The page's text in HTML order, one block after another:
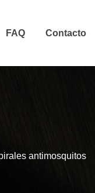
FAQ Contacto
antimosquitos